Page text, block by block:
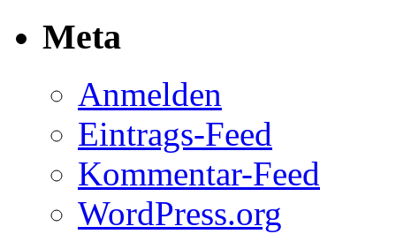
Meta
Anmelden
Eintrags-Feed
Kommentar-Feed
WordPress.org